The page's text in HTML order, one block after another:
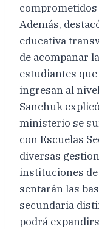
comprometidos
Además,
educativa
de acompañar
estudiantes
ingresan al
Sanchuk
ministerio se
con Escuelas
diversas
instituciones
sentarán las
secundaria
podrá